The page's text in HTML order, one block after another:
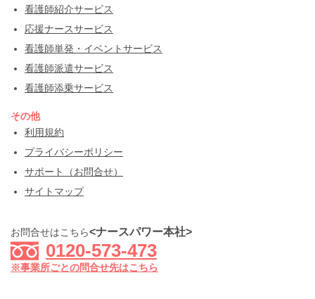
看護師紹介サービス
応援ナースサービス
看護師単発・イベントサービス
看護師派遣サービス
看護師添乗サービス
その他
利用規約
プライバシーポリシー
サポート（お問合せ）
サイトマップ
お問合せはこちら<ナースパワー本社>
0120-573-473
※事業所ごとの問合せ先はこちら